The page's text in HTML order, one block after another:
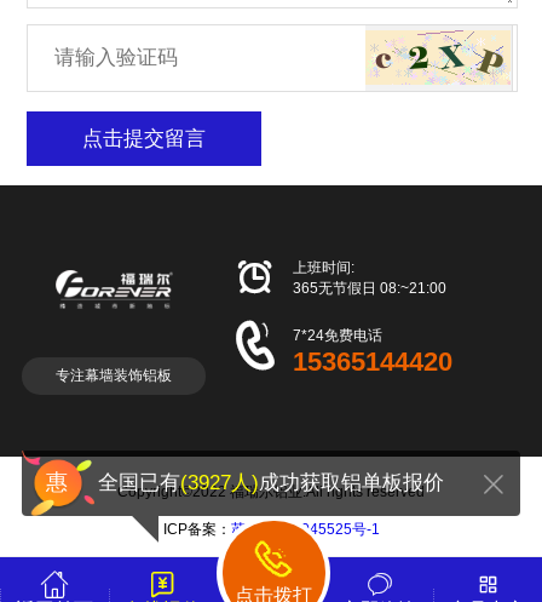
点击提交留言
专注幕墙装饰铝板

上班时间:
365无节假日 08:~21:00
 7*24免费电话
15365144420
Copyright©2022 福瑞尔铝业.All rights reserved
ICP备案： 苏ICP备18045525号-1
  点击拨打  
全国已有(3927人)成功获取铝单板报价